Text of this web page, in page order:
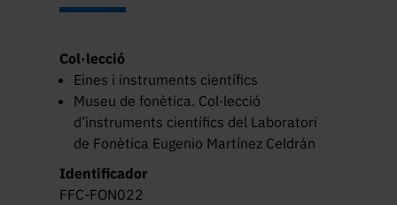
Col·lecció
Eines i instruments científics
Museu de fonètica. Col·lecció
d’instruments científics del Laboratori
de Fonètica Eugenio Martínez Celdrán
Identificador
FFC-FON022